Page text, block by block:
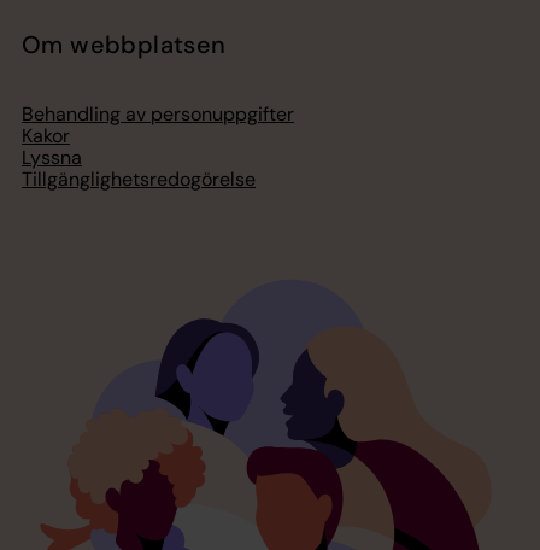
Om webbplatsen
Behandling av personuppgifter
Kakor
Lyssna
Tillgänglighetsredogörelse